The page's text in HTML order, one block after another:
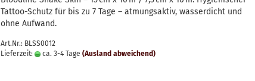
Tattoo-Schutz für bis zu 7 Tage – atmungsaktiv, wasserdicht und
ohne Aufwand.
Art.Nr.: BLSS0012
Lieferzeit:
ca. 3-4 Tage (Ausland abweichend)